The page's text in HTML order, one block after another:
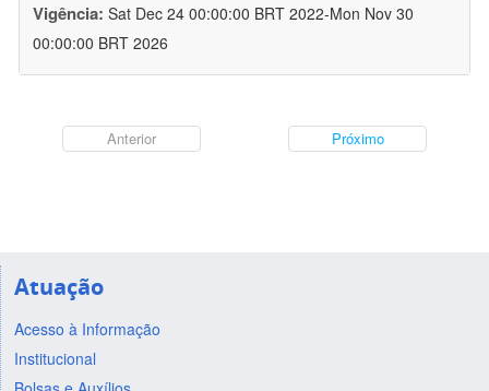
Vigência: Sat Dec 24 00:00:00 BRT 2022-Mon Nov 30
00:00:00 BRT 2026
Anterior Próximo
Atuação
Acesso à Informação
Institucional